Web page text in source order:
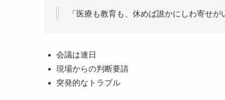
「医療も教育も、休めば誰かにしわ寄せが
会議は連日
現場からの判断要請
突発的なトラブル